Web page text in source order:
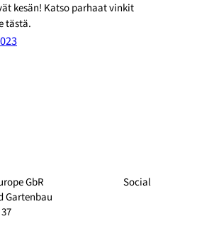
kesän! Katso parhaat vinkit
tästä.
GbR
Gartenbau
Social